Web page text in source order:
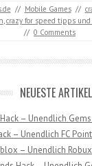
// Mobile Games //
crazy for speed tipps und
// 0 Comments
NEUESTE ARTIKEL
– Unendlich
– Unendlich FC
– Unendlich